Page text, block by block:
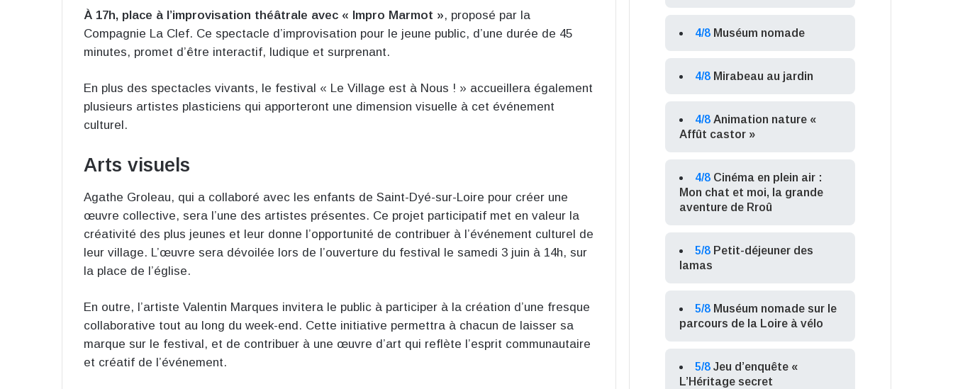
À 17h, place à l’improvisation théâtrale avec « Impro Marmot », proposé par la
Compagnie La Clef. Ce spectacle d’improvisation pour le jeune public, d’une durée de 45
minutes, promet d’être interactif, ludique et surprenant.
En plus des spectacles vivants, le festival « Le Village est à Nous ! » accueillera également
plusieurs artistes plasticiens qui apporteront une dimension visuelle à cet événement
culturel.
Arts visuels
Agathe Groleau, qui a collaboré avec les enfants de Saint-Dyé-sur-Loire pour créer une
œuvre collective, sera l’une des artistes présentes. Ce projet participatif met en valeur la
créativité des plus jeunes et leur donne l’opportunité de contribuer à l’événement culturel de
leur village. L’œuvre sera dévoilée lors de l’ouverture du festival le samedi 3 juin à 14h, sur
la place de l’église.
En outre, l’artiste Valentin Marques invitera le public à participer à la création d’une fresque
collaborative tout au long du week-end. Cette initiative permettra à chacun de laisser sa
marque sur le festival, et de contribuer à une œuvre d’art qui reflète l’esprit communautaire
et créatif de l’événement.
4/8 Muséum nomade
4/8 Mirabeau au jardin
4/8 Animation nature «
Affût castor »
4/8 Cinéma en plein air :
Mon chat et moi, la grande
aventure de Rroû
5/8 Petit-déjeuner des
lamas
5/8 Muséum nomade sur le
parcours de la Loire à vélo
5/8 Jeu d’enquête «
L’Héritage secret